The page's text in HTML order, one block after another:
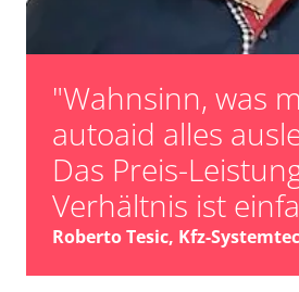
"Wahnsinn, was
autoaid alles
Das Preis-
Verhältnis ist
Roberto Tesic, Kfz-